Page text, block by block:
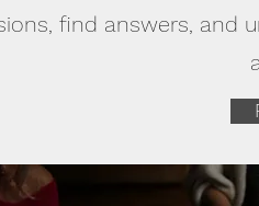
find answers, and